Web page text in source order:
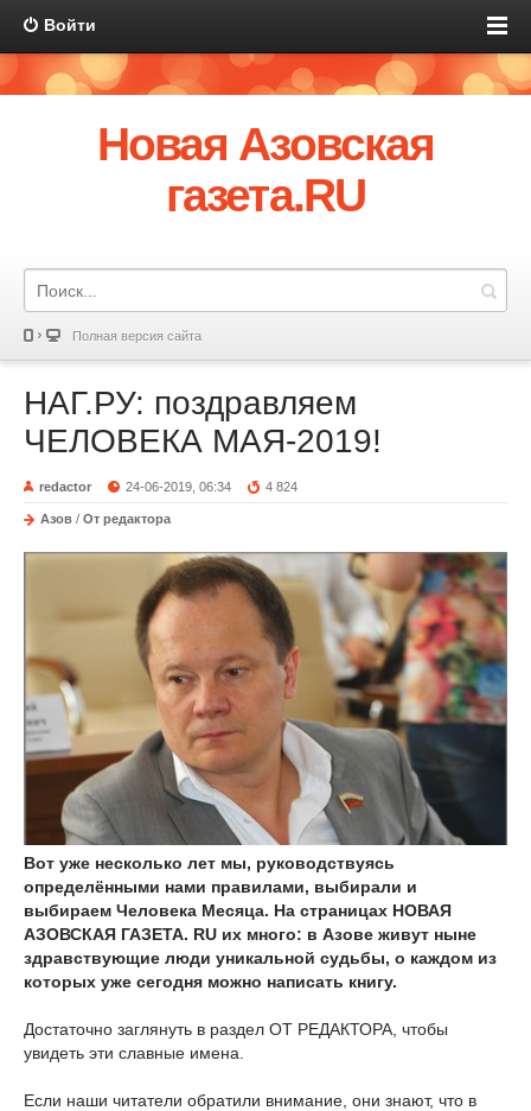
Войти
Новая Азовская
газета.RU
Полная версия сайта
НАГ.РУ: поздравляем
ЧЕЛОВЕКА МАЯ-2019!
redactor 24-06-2019, 06:34 4 824
Азов / От редактора
Вот уже несколько лет мы, руководствуясь
определёнными нами правилами, выбирали и
выбираем Человека Месяца. На страницах НОВАЯ
АЗОВСКАЯ ГАЗЕТА. RU их много: в Азове живут ныне
здравствующие люди уникальной судьбы, о каждом из
которых уже сегодня можно написать книгу.
Достаточно заглянуть в раздел ОТ РЕДАКТОРА, чтобы
увидеть эти славные имена.
Если наши читатели обратили внимание, они знают, что в